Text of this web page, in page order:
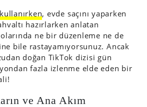
, evde saçını yaparken
hazırlarken anlatan
ne bir düzenleme ne de
bile rastayamıyorsunuz. Ancak
doğan TikTok dizisi gün
fazla izlenme elde eden bir
ve Ana Akım